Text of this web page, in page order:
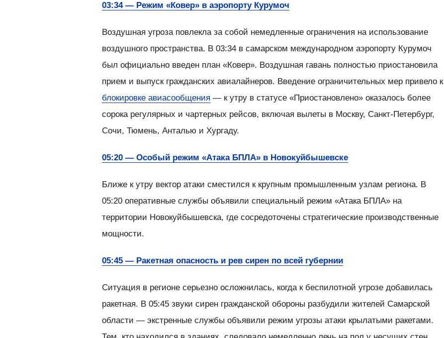
03:34 — Режим «Ковер» в аэропорту Курумоч
Воздушная угроза повлекла за собой немедленные ограничения на использование
воздушного пространства. В 03:34 в самарском международном аэропорту Курумоч
был официально введен план «Ковер». Воздушная гавань полностью приостановила
прием и выпуск гражданских авиалайнеров. Введение ограничительных мер привело к
блокировке авиасообщения — к утру в статусе «Приостановлено» оказалось более
сорока регулярных и чартерных рейсов, включая вылеты в Москву, Санкт-Петербург,
Сочи, Тюмень, Анталью и Хургаду.
05:20 — Особый режим «Атака БПЛА» в Новокуйбышевске
Ближе к утру вектор атаки сместился к крупным промышленным узлам региона. В
05:20 оперативные службы объявили специальный режим «Атака БПЛА» на
территории Новокуйбышевска, где сосредоточены стратегические производственные
мощности.
05:45 — Ракетная опасность и рев сирен по всей губернии
Ситуация в регионе серьезно осложнилась, когда к беспилотной угрозе добавилась
ракетная. В 05:45 звуки сирен гражданской обороны разбудили жителей Самарской
области — экстренные службы объявили режим угрозы атаки крылатыми ракетами.